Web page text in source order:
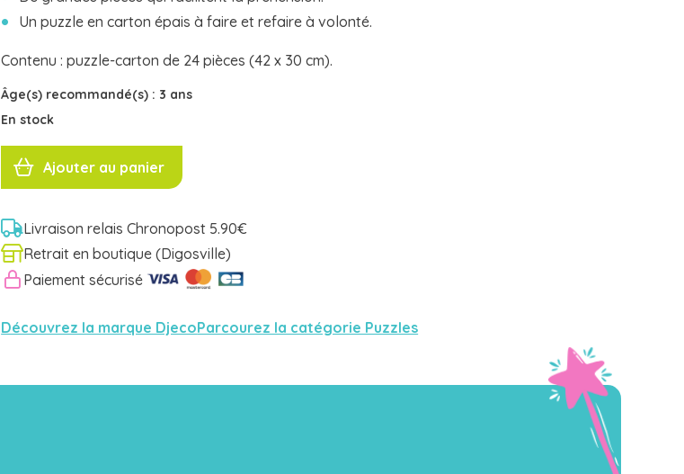
Un puzzle en carton épais à faire et refaire à volonté.
Contenu : puzzle-carton de 24 pièces (42 x 30 cm).
Âge(s) recommandé(s) : 3 ans
En stock
quantité
PUZZLE
PANDA Ajouter au panier
Livraison relais Chronopost 5.90€
Retrait en boutique (Digosville)
Paiement sécurisé
Découvrez la marque DjecoParcourez la catégorie Puzzles